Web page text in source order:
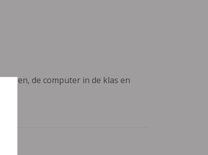
de computer in de klas en